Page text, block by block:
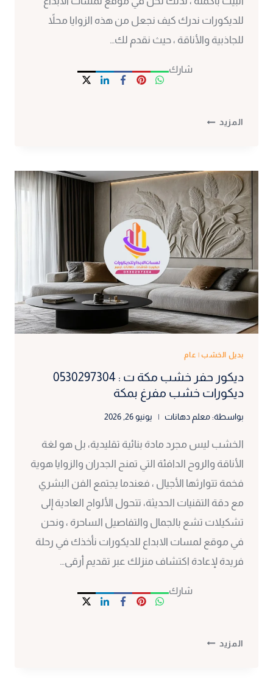
للديكورات ندرك كيف نجعل من هذه الزوايا محلاً
للجاذبية والأناقة ، حيث نقدم لك…
شارك
المزيد ديكور
ت
:
0530297304
تصاميم
ديكورات
تحت
الدرج
بمكة
بديل الخشب| عام
ديكور حفر خشب مكة ت : 0530297304
ديكورات خشب مفرغ بمكة
بواسطة: معلم دهانات يونيو 26, 2026
الخشب ليس مجرد مادة بنائية تقليدية، بل هو لغة
الأناقة والروح الدافئة التي تمنح الجدران والزوايا هوية
فخمة تتوارثها الأجيال ، فعندما يجتمع الفن البشري
مع دقة التقنيات الحديثة، تتحول الألواح العادية إلى
تشكيلات تشع بالجمال والتفاصيل الساحرة ، ونحن
في موقع لمسات الابداع للديكورات نأخذك في رحلة
فريدة لإعادة اكتشاف منزلك عبر تقديم أرقى…
شارك
المزيد ديكور